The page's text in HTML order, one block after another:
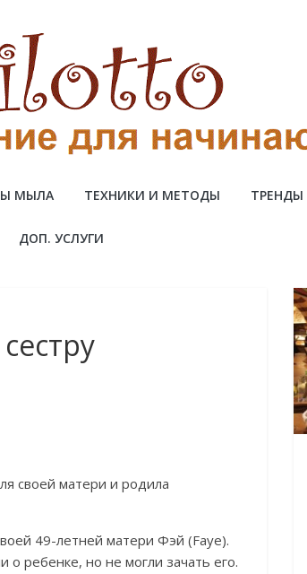
МЫЛА ТЕХНИКИ И МЕТОДЫ
ДОП. УСЛУГИ
своей матери и родила
49-летней матери Фэй (Faye).
ребенке, но не могли зачать его.